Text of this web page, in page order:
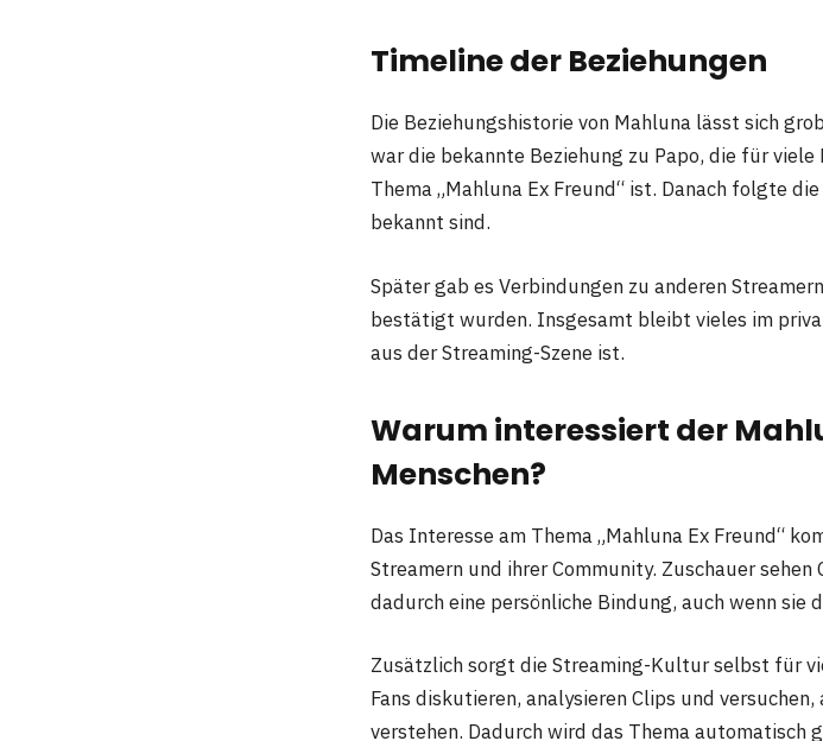
Timeline der Beziehungen
Die Beziehungshistorie von Mahluna lässt sich
war die bekannte Beziehung zu Papo, die für
Thema „Mahluna Ex Freund“ ist. Danach folgte
bekannt sind.
Später gab es Verbindungen zu anderen
bestätigt wurden. Insgesamt bleibt vieles im
aus der Streaming-Szene ist.
Warum interessiert der
Menschen?
Das Interesse am Thema „Mahluna Ex Freund“
Streamern und ihrer Community. Zuschauer
dadurch eine persönliche Bindung, auch wenn sie
Zusätzlich sorgt die Streaming-Kultur selbst für
Fans diskutieren, analysieren Clips und
verstehen. Dadurch wird das Thema automatisch